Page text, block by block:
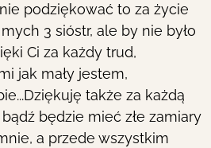
podziękować to za życie
3 sióstr, ale by nie było
Ci za każdy trud,
jak mały jestem,
także za każdą
będzie mieć złe zamiary
a przede wszystkim